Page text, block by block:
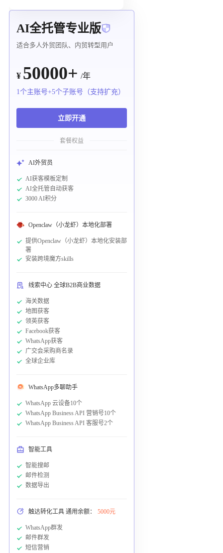
AI全托管专业版
适合多人外贸团队、内贸转型用户
¥ 50000+ /年
1个主账号+5个子账号（支持扩充）
立即开通
套餐权益
AI外贸员
AI获客模板定制
AI全托管自动获客
3000 AI积分
Openclaw（小龙虾）本地化部署
提供Openclaw（小龙虾）本地化安装部
署
安装跨境魔方skills
线索中心 全球B2B商业数据
海关数据
地图获客
领英获客
Facebook获客
WhatsApp获客
广交会采购商名录
全球企业库
WhatsApp多聊助手
WhatsApp 云设备10个
WhatsApp Business API 营销号10个
WhatsApp Business API 客服号2个
智能工具
智能搜邮
邮件检测
数据导出
触达转化工具 通用余额： 5000元
WhatsApp群发
邮件群发
短信营销